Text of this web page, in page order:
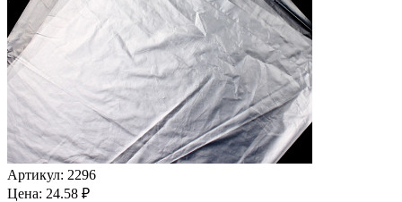
Артикул: 2296
Цена: 24.58 ₽